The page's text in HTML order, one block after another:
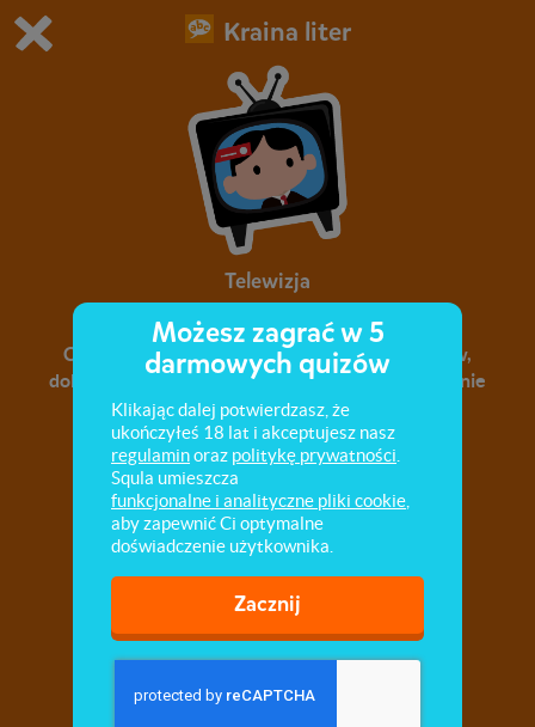
Grasz w wersję demonstracyjną Squli
Kup teraz!
0 1
Kraina liter
Telewizja
Czytanie ze zrozumieniem. Wyszukiwanie słów,
dobieranie podpisów, układanie zdań. Rozszerzenie
słownictwa związanego z telewizją.
Możesz zagrać w 5
darmowych quizów
Klikając dalej potwierdzasz, że
ukończyłeś 18 lat i akceptujesz nasz
regulaminoraz politykę prywatności
Squla umieszcza
funkcjonalne i analityczne pliki cookie
aby zapewnić Ci optymalne
doświadczenie użytkownika.
Zacznij